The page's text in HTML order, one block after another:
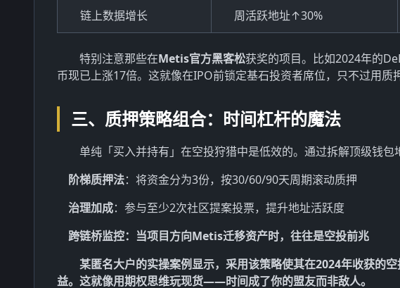
链上数据增长 周活跃地址↑30%
特别注意那些在Metis官方黑客松获奖的项目。比如2024年的
币现已上涨17倍。这就像在IPO前锁定基石投资者席位，只不过用质
三、质押策略组合：时间杠杆的魔法
单纯「买入并持有」在空投狩猎中是低效的。通过拆解顶级钱包
阶梯质押法：将资金分为3份，按30/60/90天周期滚动质押
治理加成：参与至少2次社区提案投票，提升地址活跃度
跨链桥监控：当项目方向Metis迁移资产时，往往是空投前兆
某匿名大户的实操案例显示，采用该策略使其在2024年收获的
益。这就像用期权思维玩现货——时间成了你的盟友而非敌人。